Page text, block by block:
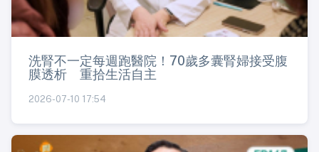
洗腎不一定每週跑醫院！70歲多囊腎婦接受腹
膜透析 重拾生活自主
2026-07-10 17:54